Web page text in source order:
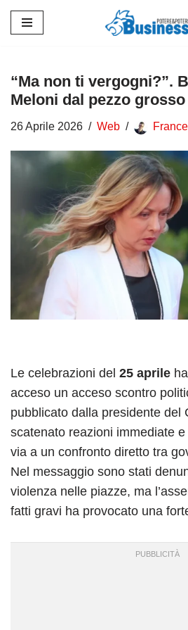
contenuto
“Ma non ti vergogni?”.
Meloni dal pezzo
26 Aprile 2026 Web
Le celebrazioni del 25 aprile
acceso un acceso scontro
pubblicato dalla presidente del
scatenato reazioni immediate e
via a un confronto diretto tra
Nel messaggio sono stati
violenza nelle piazze, ma
fatti gravi ha provocato una